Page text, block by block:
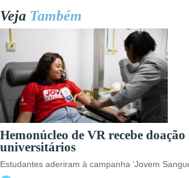
Veja Também
Hemonúcleo de VR recebe doação
universitários
Estudantes aderiram à campanha ‘Jovem